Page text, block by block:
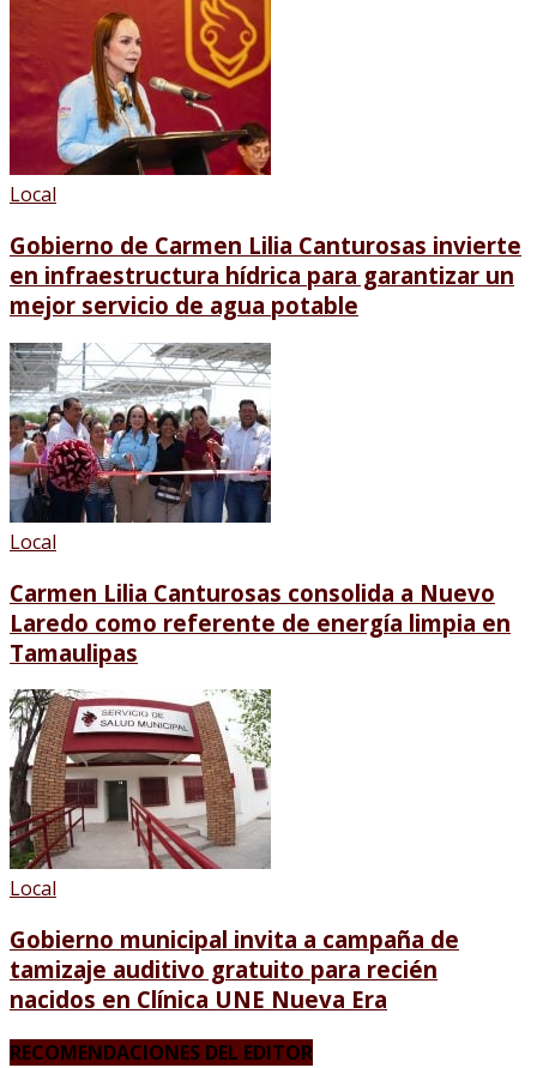
Local
Gobierno de Carmen Lilia Canturosas invierte
en infraestructura hídrica para garantizar un
mejor servicio de agua potable
Local
Carmen Lilia Canturosas consolida a Nuevo
Laredo como referente de energía limpia en
Tamaulipas
Local
Gobierno municipal invita a campaña de
tamizaje auditivo gratuito para recién
nacidos en Clínica UNE Nueva Era
RECOMENDACIONES DEL EDITOR